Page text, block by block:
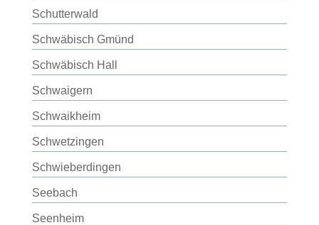
Schutterwald
Schwäbisch Gmünd
Schwäbisch Hall
Schwaigern
Schwaikheim
Schwetzingen
Schwieberdingen
Seebach
Seenheim